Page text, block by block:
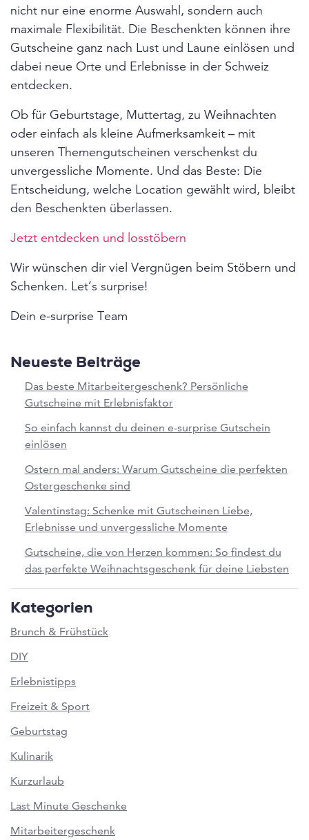
nicht nur eine enorme Auswahl, sondern auch
maximale Flexibilität. Die Beschenkten können ihre
Gutscheine ganz nach Lust und Laune einlösen und
dabei neue Orte und Erlebnisse in der Schweiz
entdecken.
Ob für Geburtstage, Muttertag, zu Weihnachten
oder einfach als kleine Aufmerksamkeit – mit
unseren Themengutscheinen verschenkst du
unvergessliche Momente. Und das Beste: Die
Entscheidung, welche Location gewählt wird, bleibt
den Beschenkten überlassen.
Jetzt entdecken und losstöbern
Wir wünschen dir viel Vergnügen beim Stöbern und
Schenken. Let’s surprise!
Dein e-surprise Team
Neueste Beiträge
Das beste Mitarbeitergeschenk? Persönliche
Gutscheine mit Erlebnisfaktor
So einfach kannst du deinen e-surprise Gutschein
einlösen
Ostern mal anders: Warum Gutscheine die perfekten
Ostergeschenke sind
Valentinstag: Schenke mit Gutscheinen Liebe,
Erlebnisse und unvergessliche Momente
Gutscheine, die von Herzen kommen: So findest du
das perfekte Weihnachtsgeschenk für deine Liebsten
Kategorien
Brunch & Frühstück
DIY
Erlebnistipps
Freizeit & Sport
Geburtstag
Kulinarik
Kurzurlaub
Last Minute Geschenke
Mitarbeitergeschenk